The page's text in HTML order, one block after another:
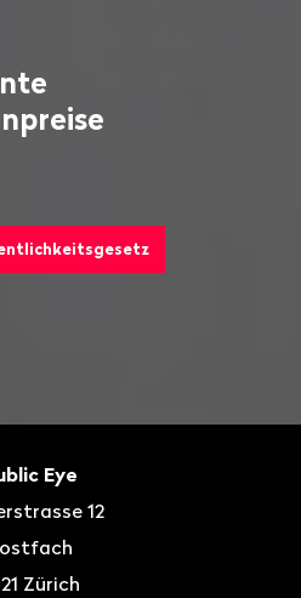
Eye
12
Zürich